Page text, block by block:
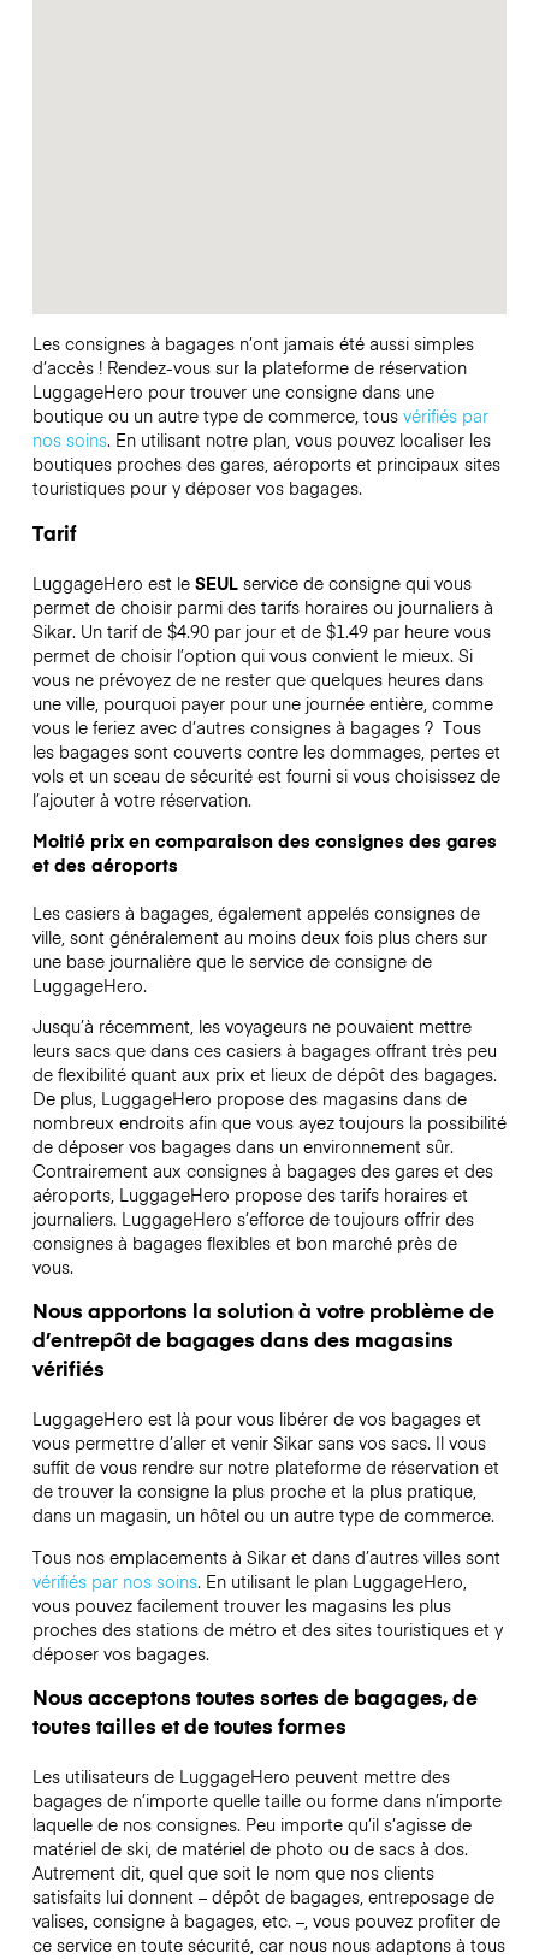
Les consignes à bagages n’ont jamais été aussi simples
d’accès ! Rendez-vous sur la plateforme de réservation
LuggageHero pour trouver une consigne dans une
boutique ou un autre type de commerce, tous vérifiés par
nos soins. En utilisant notre plan, vous pouvez localiser les
boutiques proches des gares, aéroports et principaux sites
touristiques pour y déposer vos bagages.
Tarif
LuggageHero est le SEULservice de consigne qui vous
permet de choisir parmi des tarifs horaires ou journaliers à
Sikar. Un tarif de $4.90 par jour et de $1.49 par heure vous
permet de choisir l’option qui vous convient le mieux. Si
vous ne prévoyez de ne rester que quelques heures dans
une ville, pourquoi payer pour une journée entière, comme
vous le feriez avec d’autres consignes à bagages ? Tous
les bagages sont couverts contre les dommages, pertes et
vols et un sceau de sécurité est fourni si vous choisissez de
l’ajouter à votre réservation.
Moitié prix en comparaison des consignes des gares
et des aéroports
Les casiers à bagages, également appelés consignes de
ville, sont généralement au moins deux fois plus chers sur
une base journalière que le service de consigne de
LuggageHero.
Jusqu’à récemment, les voyageurs ne pouvaient mettre
leurs sacs que dans ces casiers à bagages offrant très peu
de flexibilité quant aux prix et lieux de dépôt des bagages.
De plus, LuggageHero propose des magasins dans de
nombreux endroits afin que vous ayez toujours la possibilité
de déposer vos bagages dans un environnement sûr.
Contrairement aux consignes à bagages des gares et des
aéroports, LuggageHero propose des tarifs horaires et
journaliers. LuggageHero s’efforce de toujours offrir des
consignes à bagages flexibles et bon marché près de
vous.
Nous apportons la solution à votre problème de
d’entrepôt de bagages dans des magasins
vérifiés
LuggageHero est là pour vous libérer de vos bagages et
vous permettre d’aller et venir Sikar sans vos sacs. Il vous
suffit de vous rendre sur notre plateforme de réservation et
de trouver la consigne la plus proche et la plus pratique,
dans un magasin, un hôtel ou un autre type de commerce.
Tous nos emplacements à Sikar et dans d’autres villes sont
vérifiés par nos soins. En utilisant le plan LuggageHero,
vous pouvez facilement trouver les magasins les plus
proches des stations de métro et des sites touristiques et y
déposer vos bagages.
Nous acceptons toutes sortes de bagages, de
toutes tailles et de toutes formes
Les utilisateurs de LuggageHero peuvent mettre des
bagages de n’importe quelle taille ou forme dans n’importe
laquelle de nos consignes. Peu importe qu’il s’agisse de
matériel de ski, de matériel de photo ou de sacs à dos.
Autrement dit, quel que soit le nom que nos clients
satisfaits lui donnent – dépôt de bagages, entreposage de
valises, consigne à bagages, etc. –, vous pouvez profiter de
ce service en toute sécurité, car nous nous adaptons à tous